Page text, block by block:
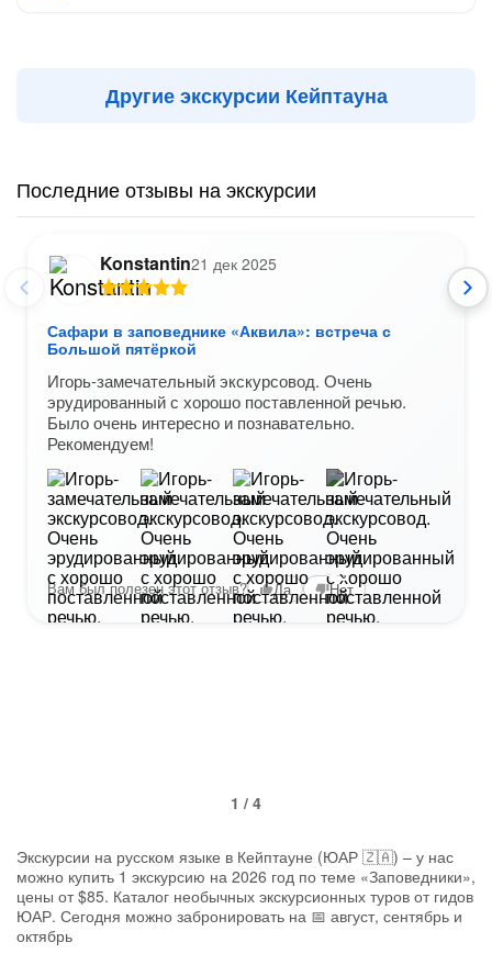
Другие экскурсии Кейптауна
Последние отзывы на экскурсии
Konstantin21 дек 2025
Сафари в заповеднике «Аквила»: встреча с
Большой пятёркой
Игорь-замечательный экскурсовод. Очень
эрудированный с хорошо поставленной речью.
Было очень интересно и познавательно.
Рекомендуем!
+3
Вам был полезен этот отзыв? Да Нет
1 / 4
Экскурсии на русском языке в Кейптауне (ЮАР 🇿🇦) – у нас
можно купить 1 экскурсию на 2026 год по теме «Заповедники»,
цены от $85. Каталог необычных экскурсионных туров от гидов
ЮАР. Сегодня можно забронировать на 📅 август, сентябрь и
октябрь